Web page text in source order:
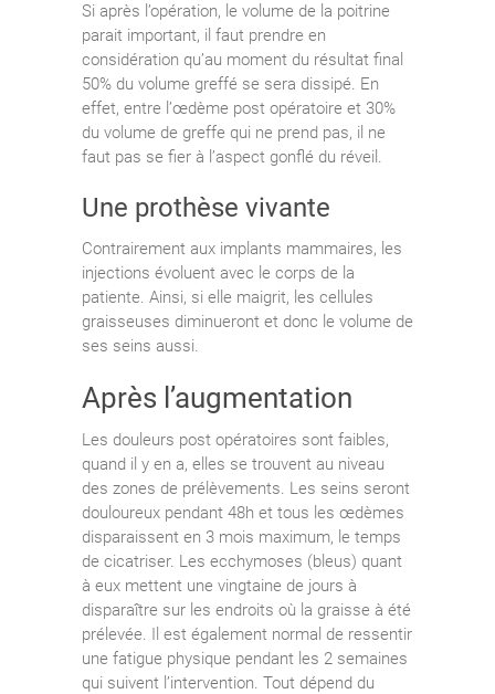
Si après l’opération, le volume de la poitrine
parait important, il faut prendre en
considération qu’au moment du résultat final
50% du volume greffé se sera dissipé. En
effet, entre l’œdème post opératoire et 30%
du volume de greffe qui ne prend pas, il ne
faut pas se fier à l’aspect gonflé du réveil.
Une prothèse vivante
Contrairement aux implants mammaires, les
injections évoluent avec le corps de la
patiente. Ainsi, si elle maigrit, les cellules
graisseuses diminueront et donc le volume de
ses seins aussi.
Après l’augmentation
Les douleurs post opératoires sont faibles,
quand il y en a, elles se trouvent au niveau
des zones de prélèvements. Les seins seront
douloureux pendant 48h et tous les œdèmes
disparaissent en 3 mois maximum, le temps
de cicatriser. Les ecchymoses (bleus) quant
à eux mettent une vingtaine de jours à
disparaître sur les endroits où la graisse à été
prélevée. Il est également normal de ressentir
une fatigue physique pendant les 2 semaines
qui suivent l’intervention. Tout dépend du